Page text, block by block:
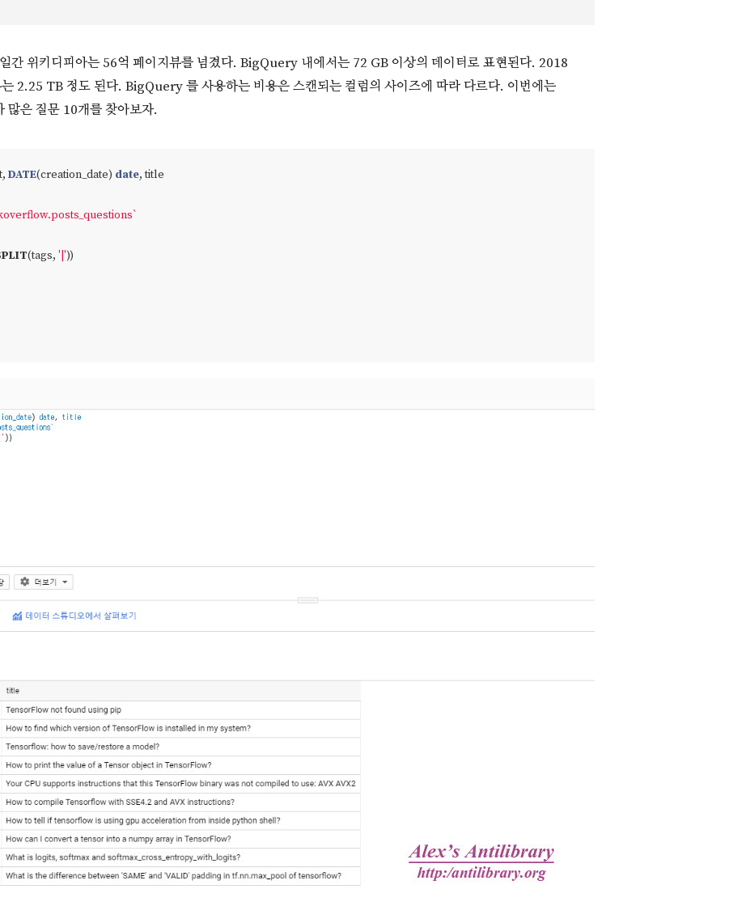
간 위키디피아는 56억 페이지뷰를 넘겼다. BigQuery 내에서는 72 GB 이상의 데이터로 표현된다. 2018
2.25 TB 정도 된다. BigQuery 를 사용하는 비용은 스캔되는 컬럼의 사이즈에 따라 다르다. 이번에는
많은 질문 10개를 찾아보자.
DATE(creation_date) date, title
(tags, '|'))